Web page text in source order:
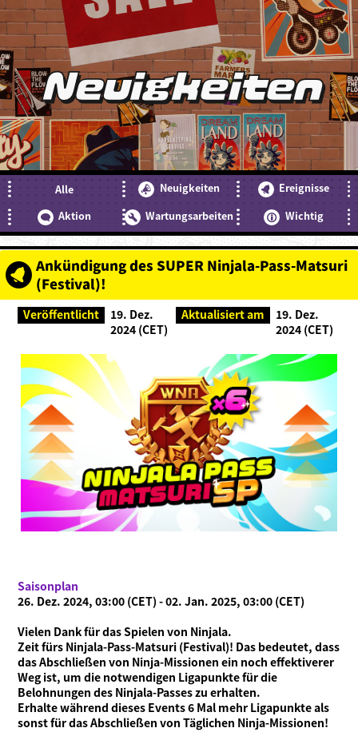
Was ist Ninjala?
Wie man spielt
Ninja-Kaugummi
Gebiete
Saison-Informationen
Neuigkeiten
Videos
Online-Handbuch
Neuigkeiten
Alle Neuigkeiten
Ereignisse
Aktion
Wartungsarbeiten Wichtig
Ankündigung des SUPER Ninjala-Pass-Matsuri
(Festival)!
Veröffentlicht
19. Dez.
2024 (CET)
Aktualisiert am
19. Dez.
2024 (CET)
Saisonplan
26. Dez. 2024, 03:00 (CET) - 02. Jan. 2025, 03:00 (CET)
Vielen Dank für das Spielen von Ninjala.
Zeit fürs Ninjala-Pass-Matsuri (Festival)! Das bedeutet, dass
das Abschließen von Ninja-Missionen ein noch effektiverer
Weg ist, um die notwendigen Ligapunkte für die
Belohnungen des Ninjala-Passes zu erhalten.
Erhalte während dieses Events 6 Mal mehr Ligapunkte als
sonst für das Abschließen von Täglichen Ninja-Missionen!